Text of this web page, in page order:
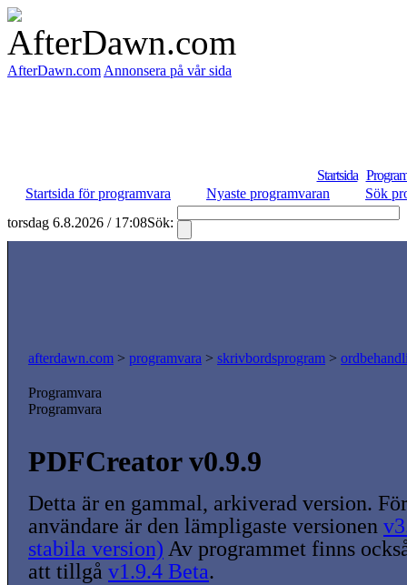
AfterDawn.com Annonsera på vår sida
Startsida
Startsida för programvara
Nyaste programvaran
Sök
torsdag 6.8.2026 / 17:08Sök:
afterdawn.com > programvara > skrivbordsprogram >
Programvara
Programvara
PDFCreator v0.9.9
Detta är en gammal, arkiverad version.
användare är den lämpligaste versionen
stabila version) Av programmet finns
att tillgå v1.9.4 Beta.